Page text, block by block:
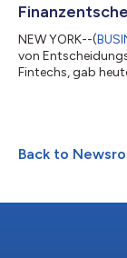
NEW YORK--(
von
Fintechs, gab
Einladung
die Rolle von
Software für
Back to